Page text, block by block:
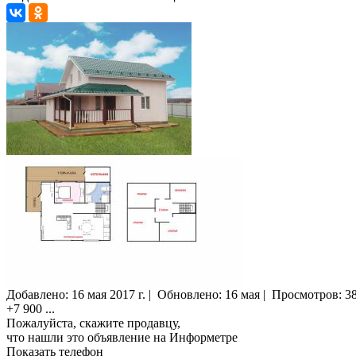
Добавлено: 16 мая 2017 г. | Обновлено: 16 мая | Просмотров:
+7 900 ...
Пожалуйста, скажите продавцу,
что нашли это объявление на Информетре
Показать телефон